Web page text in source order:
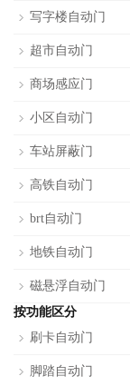
写字楼自动门
超市自动门
商场感应门
小区自动门
车站屏蔽门
高铁自动门
brt自动门
地铁自动门
磁悬浮自动门
按功能区分
刷卡自动门
脚踏自动门